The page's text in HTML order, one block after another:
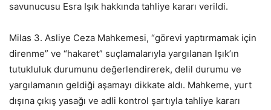
savunucusu Esra Işık hakkında tahliye kararı verildi.
Milas 3. Asliye Ceza Mahkemesi, “görevi yaptırmamak için
direnme” ve “hakaret” suçlamalarıyla yargılanan Işık’ın
tutukluluk durumunu değerlendirerek, delil durumu ve
yargılamanın geldiği aşamayı dikkate aldı. Mahkeme, yurt
dışına çıkış yasağı ve adli kontrol şartıyla tahliye kararı